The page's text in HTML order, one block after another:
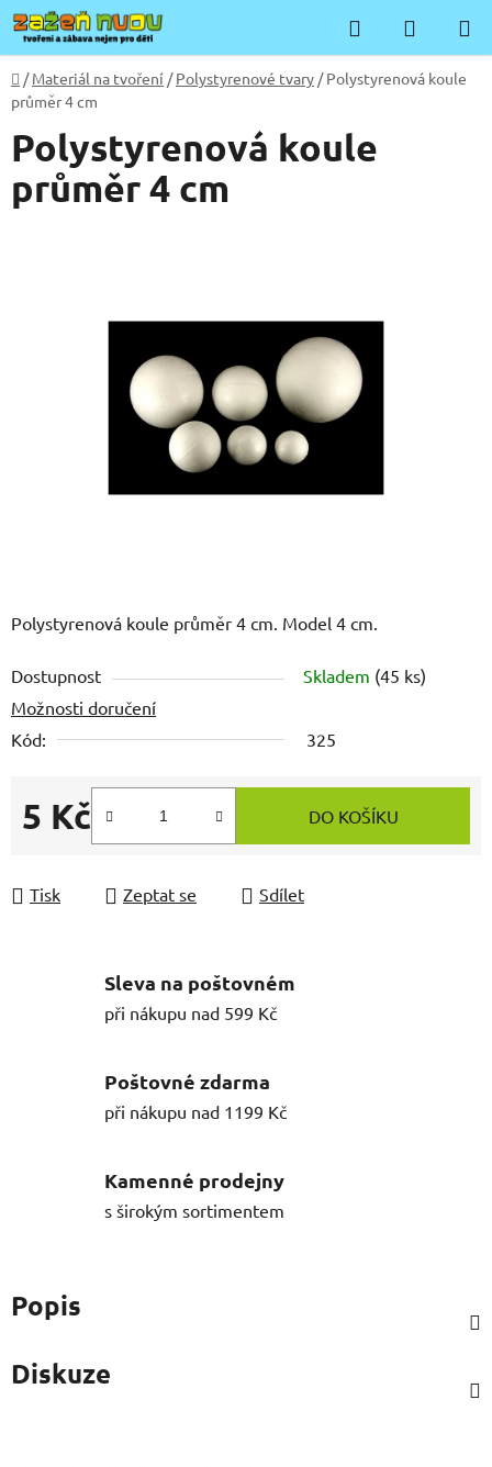
Přejít
na
obsah
Hledat
KOŠÍK
Domů
/ Materiál na tvoření / Polystyrenové tvary / Polystyrenová koule
průměr 4 cm
Polystyrenová koule průměr 4 cm. Model 4 cm.
Dostupnost Skladem (45 ks)
Možnosti doručení
Kód:
325
5 Kč
Měrná cena:
DO KOŠÍKU
Tisk Zeptat se Sdílet
Polystyrenová koule
průměr 4 cm
Sleva na poštovném
při nákupu nad 599 Kč
Poštovné zdarma
při nákupu nad 1199 Kč
Kamenné prodejny
s širokým sortimentem
Popis
Diskuze